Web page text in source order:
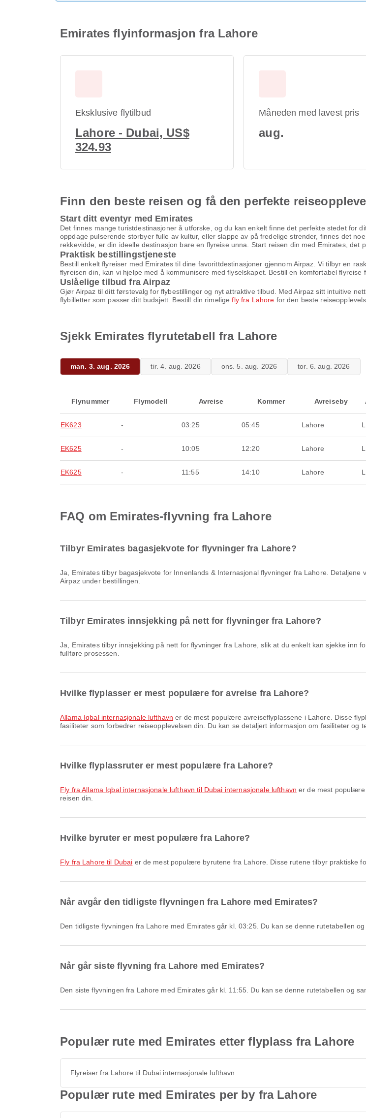
Emirates flyinformasjon fra Lahore
Eksklusive flytilbud
Lahore - Dubai, US$
324.93
Måneden med lavest pris
aug.
Finn den beste reisen og få den perfekte
Start ditt eventyr med Emirates
Det finnes mange turistdestinasjoner å utforske, og du kan enkelt finne det perfekte stedet for
oppdage pulserende storbyer fulle av kultur, eller slappe av på fredelige strender, finnes det
rekkevidde, er din ideelle destinasjon bare en flyreise unna. Start reisen din med Emirates, det
Praktisk bestillingstjeneste
Bestill enkelt flyreiser med Emirates til dine favorittdestinasjoner gjennom Airpaz. Vi tilbyr en
flyreisen din, kan vi hjelpe med å kommunisere med flyselskapet. Bestill en komfortabel flyreise
Uslåelige tilbud fra Airpaz
Gjør Airpaz til ditt førstevalg for flybestillinger og nyt attraktive tilbud. Med Airpaz sitt intuitive
flybilletter som passer ditt budsjett. Bestill din rimeligefly fra Lahore for den beste
Sjekk Emirates flyrutetabell fra Lahore
man. 3. aug. 2026 tir. 4. aug. 2026 ons. 5. aug. 2026 tor. 6. aug. 2026
Flynummer Flymodell Avreise Kommer Avreiseby
EK623 - 03:25 05:45 Lahore
EK625 - 10:05 12:20 Lahore
EK625 - 11:55 14:10 Lahore
FAQ om Emirates-flyvning fra Lahore
Tilbyr Emirates bagasjekvote for flyvninger fra Lahore?
Ja, Emirates tilbyr bagasjekvote for Innenlands & Internasjonal flyvninger fra Lahore. Detaljene varierer etter billettype og destinasjon. Du kan se bagasjedetaljer på
Airpaz under bestillingen.
Tilbyr Emirates innsjekking på nett for flyvninger fra Lahore?
Ja, Emirates tilbyr innsjekking på nett for flyvninger fra Lahore, slik at du enkelt kan sjekke inn for flyreisen din via vår plattform. Følg instruksjonene på Airpaz for å
fullføre prosessen.
Hvilke flyplasser er mest populære for avreise fra Lahore?
Allama Iqbal internasjonale lufthavn er de mest populære avreiseflyplassene i Lahore. Disse
fasiliteter som forbedrer reiseopplevelsen din. Du kan se detaljert informasjon om fasiliteter og
Hvilke flyplassruter er mest populære fra Lahore?
fly fra Allama Iqbal internasjonale lufthavn til Dubai internasjonale lufthavn er de mest populære
reisen din.
Hvilke byruter er mest populære fra Lahore?
fly fra Lahore til Dubai er de mest populære byrutene fra Lahore. Disse rutene tilbyr praktiske
Når avgår den tidligste flyvningen fra Lahore med Emirates?
Den tidligste flyvningen fra Lahore med Emirates går kl. 03:25. Du kan se denne rutetabellen
Når går siste flyvning fra Lahore med Emirates?
Den siste flyvningen fra Lahore med Emirates går kl. 11:55. Du kan se denne rutetabellen og
Populær rute med Emirates etter flyplass fra Lahore
Flyreiser fra Lahore til Dubai internasjonale lufthavn
Populær rute med Emirates per by fra Lahore